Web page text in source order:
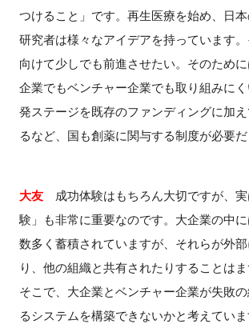
つけること」です。再生医療を始め、日
研究者は様々なアイデアを持っています
向けて少しでも前進させたい。そのため
企業でもベンチャー企業でも取り組みに
発ステージを既存のファンディングに加
るなど、国も創薬に関与する制度が必要だ
大友成功体験はもちろん大切ですが、実
験」も非常に重要なのです。大企業の中
数多く蓄積されていますが、それらが外
り、他の組織と共有されたりすることはま
そこで、大企業とベンチャー企業が失敗
るシステムを構築できないかと考えてい